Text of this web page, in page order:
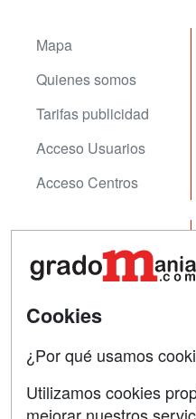
Mapa
Quienes somos
Tarifas publicidad
Acceso Usuarios
Acceso Centros
Contactar
Confidencialidad
Aviso legal
Cookies
¿Por qué usamos
Utilizamos cookies